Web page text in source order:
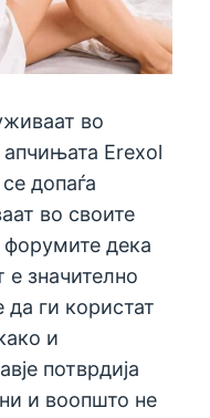
во
апчињата Erexol
допаѓа
во своите
дека
е значително
ги користат
и
потврдија
и воопшто не